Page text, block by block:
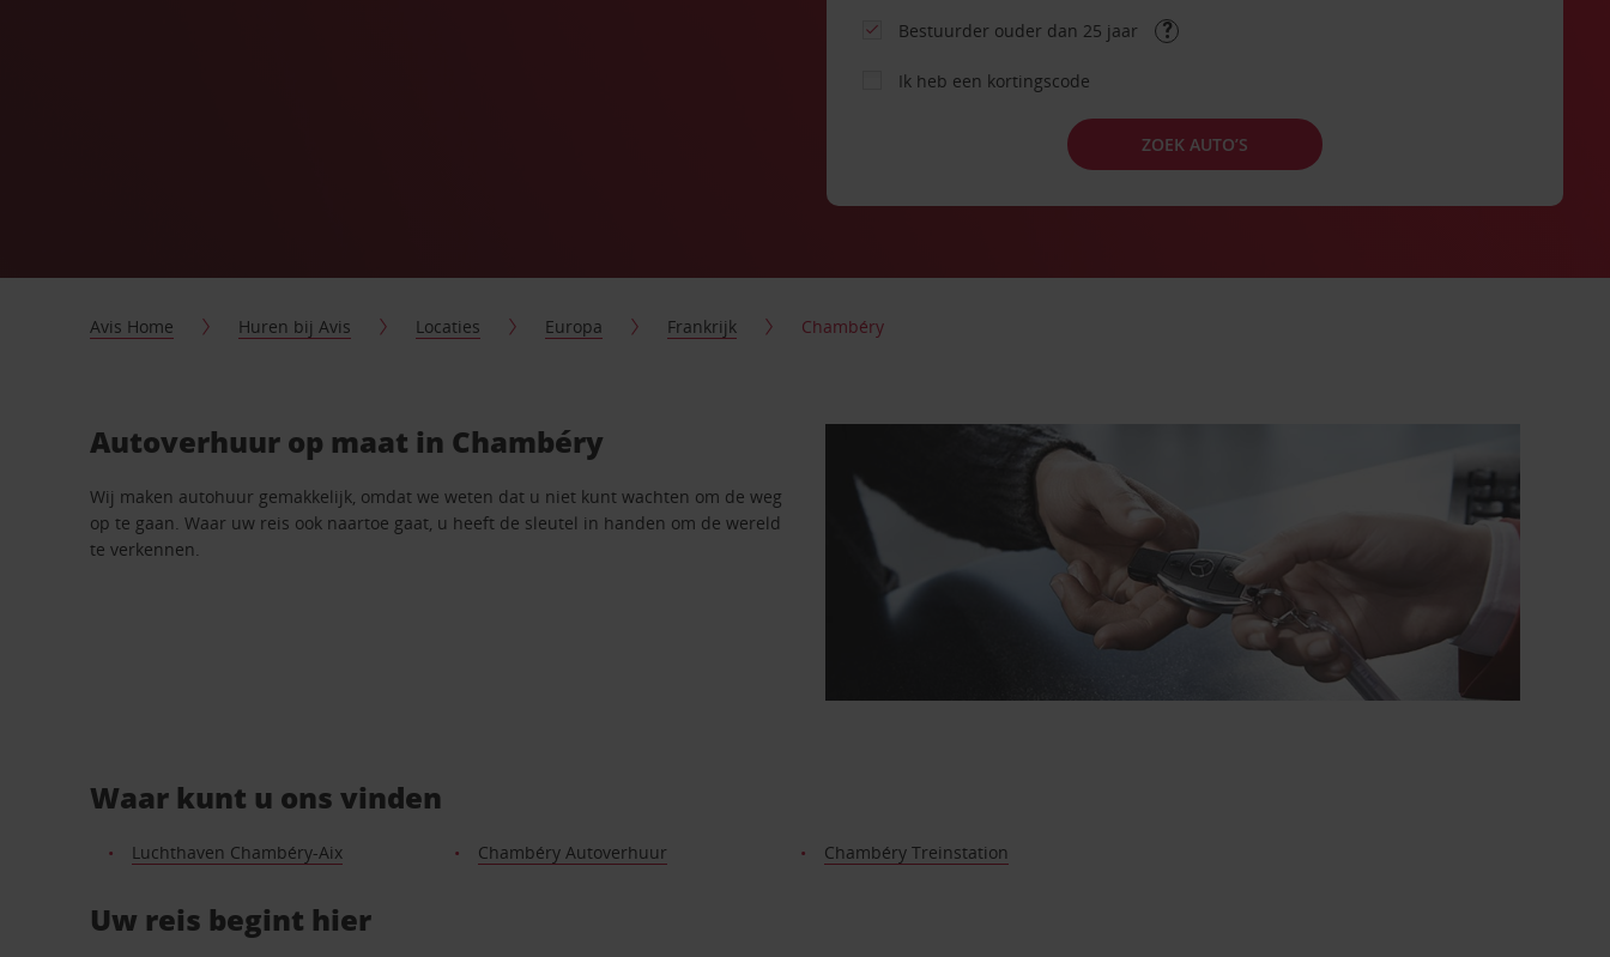
Bestuurder ouder dan 25 jaar
Ik heb een kortingscode
ZOEK AUTO’S
Avis Home Huren bij Avis Locaties Europa Frankrijk Chambéry
Autoverhuur op maat in Chambéry
Wij maken autohuur gemakkelijk, omdat we weten dat u niet kunt wachten om de weg
op te gaan. Waar uw reis ook naartoe gaat, u heeft de sleutel in handen om de wereld
te verkennen.
Waar kunt u ons vinden
Luchthaven Chambéry-Aix Chambéry Autoverhuur Chambéry Treinstation
Uw reis begint hier